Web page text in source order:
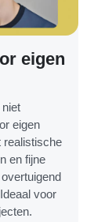
eigen
eigen
realistische
en fijne
voor